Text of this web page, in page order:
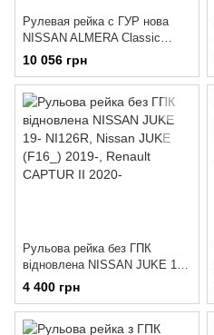
Рулевая рейка с ГУР нова
NISSAN ALMERA Classic
(B10) 06-
10 056 грн
Рульова рейка без ГПК
відновлена NISSAN JUKE 19-
NI126R
4 400 грн